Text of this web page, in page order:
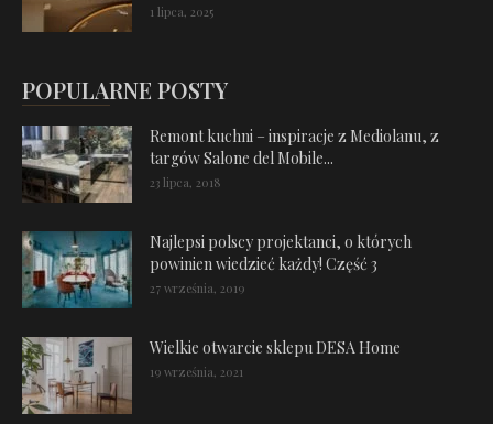
1 lipca, 2025
POPULARNE POSTY
Remont kuchni – inspiracje z Mediolanu, z
targów Salone del Mobile...
23 lipca, 2018
Najlepsi polscy projektanci, o których
powinien wiedzieć każdy! Część 3
27 września, 2019
Wielkie otwarcie sklepu DESA Home
19 września, 2021